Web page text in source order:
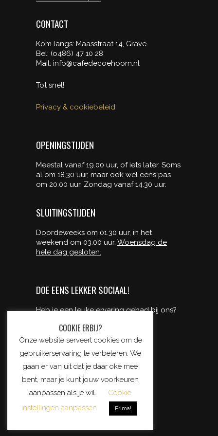
CONTACT
Kom langs: Maasstraat 14, Grave
Bel: (o486) 47 10 28
Mail: info@cafedecoehoorn.nl
Tot snel!
Privacy & cookiebeleid
OPENINGSTIJDEN
Meestal vanaf 19.00 uur, of iets later. Soms
al om 18.30 uur, maar ook wel eens pas
om 20.00 uur. Zondag vanaf 14.30 uur.
SLUITINGSTIJDEN
Doordeweeks om 01.30 uur, in het
weekend om 03.00 uur. Woensdag de
hele dag gesloten.
DOE EENS LEKKER SOCIAAL!
Heb je een leuke ervaring gehad bij ons?
COOKIE ERBIJ?
Onze website serveert cookies om de
gebruikerservaring te verbeteren. We
gaan er van uit dat je daar oké mee
bent, maar je kunt jouw voorkeuren
aanpassen als je wil.
Cookie
instellingen aanpassen
Prima!